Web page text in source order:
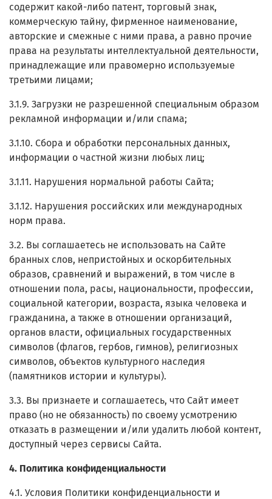
содержит какой-либо патент, торговый знак,
коммерческую тайну, фирменное наименование,
авторские и смежные с ними права, а равно прочие
права на результаты интеллектуальной деятельности,
принадлежащие или правомерно используемые
третьими лицами;
3.1.9. Загрузки не разрешенной специальным образом
рекламной информации и/или спама;
3.1.10. Сбора и обработки персональных данных,
информации о частной жизни любых лиц;
3.1.11. Нарушения нормальной работы Сайта;
3.1.12. Нарушения российских или международных
норм права.
3.2. Вы соглашаетесь не использовать на Сайте
бранных слов, непристойных и оскорбительных
образов, сравнений и выражений, в том числе в
отношении пола, расы, национальности, профессии,
социальной категории, возраста, языка человека и
гражданина, а также в отношении организаций,
органов власти, официальных государственных
символов (флагов, гербов, гимнов), религиозных
символов, объектов культурного наследия
(памятников истории и культуры).
3.3. Вы признаете и соглашаетесь, что Сайт имеет
право (но не обязанность) по своему усмотрению
отказать в размещении и/или удалить любой контент,
доступный через сервисы Сайта.
4. Политика конфиденциальности
4.1. Условия Политики конфиденциальности и